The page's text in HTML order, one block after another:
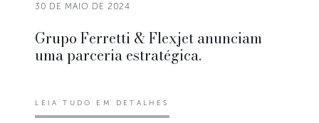
30 DE MAIO DE 2024
Grupo Ferretti & Flexjet anunciam
uma parceria estratégica.
LEIA TUDO EM DETALHES